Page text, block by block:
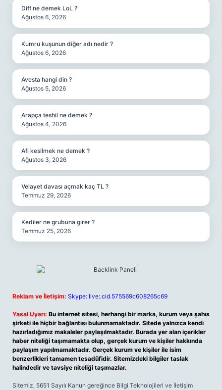
Diff ne demek LoL ?
Ağustos 6, 2026
Kumru kuşunun diğer adı nedir ?
Ağustos 6, 2026
Avesta hangi din ?
Ağustos 5, 2026
Arapça teshil ne demek ?
Ağustos 4, 2026
Afi kesilmek ne demek ?
Ağustos 3, 2026
Velayet davası açmak kaç TL ?
Temmuz 29, 2026
Kediler ne grubuna girer ?
Temmuz 25, 2026
Reklam ve İletişim: Skype: live:.cid.575569c608265c69
Yasal Uyarı: Bu internet sitesi, herhangi bir marka, kurum veya şahıs
şirketi ile hiçbir bağlantısı bulunmamaktadır. Sitede yalnızca kendi
hazırladığımız makaleler paylaşılmaktadır. Burada yer alan içerikler
haber niteliği taşımamakta olup, gerçek kurum ve kişiler hakkında
paylaşım yapılmamaktadır. Gerçek kurum ve kişiler ile isim
benzerlikleri tamamen tesadüfidir. Sitemizdeki bilgiler taslak
halindedir ve tavsiye niteliği taşımazlar.
Sitemiz, 5651 Sayılı Kanun gereğince Bilgi Teknolojileri ve İletişim